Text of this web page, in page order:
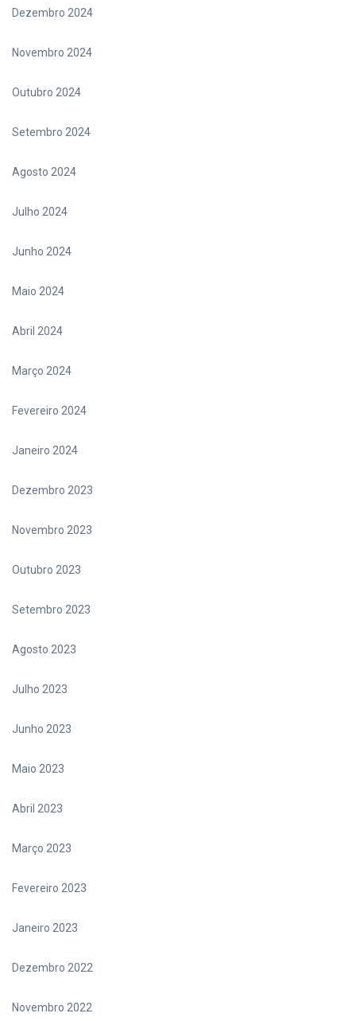
Dezembro 2024
Novembro 2024
Outubro 2024
Setembro 2024
Agosto 2024
Julho 2024
Junho 2024
Maio 2024
Abril 2024
Março 2024
Fevereiro 2024
Janeiro 2024
Dezembro 2023
Novembro 2023
Outubro 2023
Setembro 2023
Agosto 2023
Julho 2023
Junho 2023
Maio 2023
Abril 2023
Março 2023
Fevereiro 2023
Janeiro 2023
Dezembro 2022
Novembro 2022